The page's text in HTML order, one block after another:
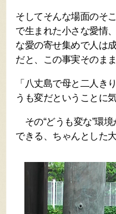
そしてそんな場面のそ
で生まれた小さな愛情
な愛の寄せ集めで人は
だと、この事実そのま
「八丈島で母と二人き
うも変だということに
その“どうも変な”環
できる、ちゃんとした